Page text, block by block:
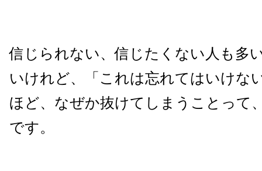
信じられない、信じたくない人も多
いけれど、「これは忘れてはいけな
ほど、なぜか抜けてしまうことって
です。